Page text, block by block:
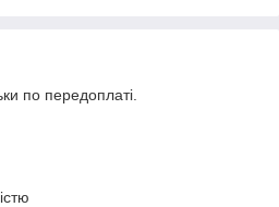
по передоплаті.